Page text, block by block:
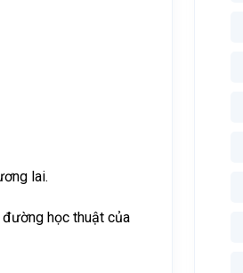
lai.
đường học thuật của